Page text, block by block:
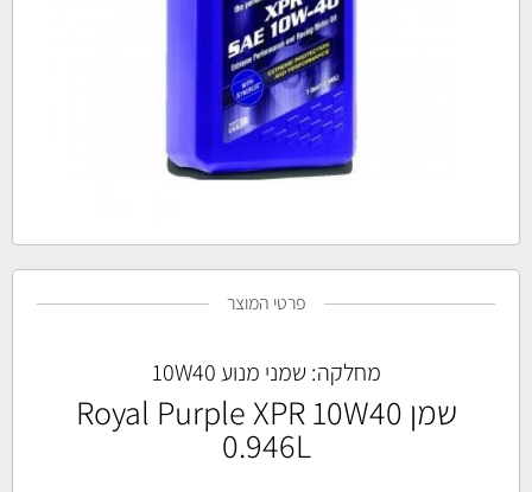
פרטי המוצר
מחלקה: שמני מנוע 10W40
שמן Royal Purple XPR 10W40
0.946L